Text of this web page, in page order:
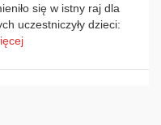
się w istny raj dla
uczestniczyły dzieci: